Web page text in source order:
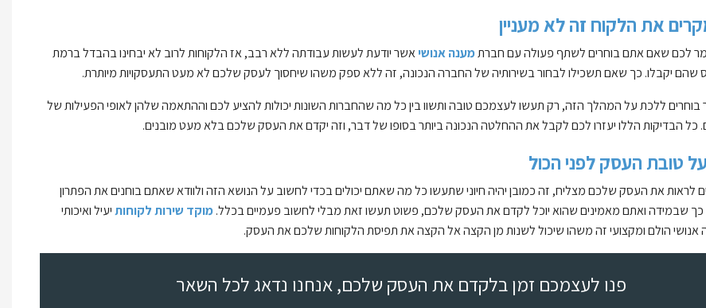
את הלקוח זה לא מעניין
לכם שאם אתם בוחרים לשתף פעולה עם חברתמענה אנושיאשר יודעת לעשות עבודתה ללא רבב, אז הלקוחות לרוב לא יבחינו בהבדל ברמת
שהם יקבלו. כך שאם תשכילו לבחור בשירותיה של החברה הנכונה, זה ללא ספק משהו שיחסוך לעסק שלכם לא מעט התעסקויות מיותרת.
ללכת על המהלך הזה, רק תעשו לעצמכם טובה ותשוו בין כל מה שהחברות השונות יכולות להציע לכם וההתאמה שלהן לאופי הפעילות של
הבדיקות הללו יעזרו לכם לקבל את ההחלטה הנכונה ביותר בסופו של דבר, וזה יקדם את העסק שלכם בלא מעט מובנים.
טובת העסק לפני הכול
לראות את העסק שלכם מצליח, זה כמובן יהיה חיוני שתעשו כל מה שאתם יכולים בכדי לחשוב על הנושא הזה ולוודא שאתם בוחנים את הפתרון
כך שבמידה ואתם מאמינים שהוא יוכל לקדם את העסק שלכם, פשוט תעשו זאת מבלי לחשוב פעמיים בכלל.מוקד שירות לקוחותיעיל ואיכותי
הולם ומקצועי זה משהו שיכול לשנות מן הקצה אל הקצה את תפיסת הלקוחות שלכם את העסק.
פנו לעצמכם זמן בלקדם את העסק שלכם, אנחנו נדאג לכל השאר